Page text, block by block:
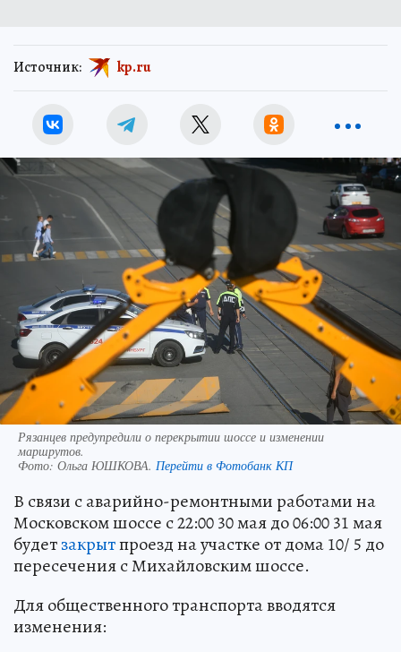
Источник: kp.ru
Рязанцев предупредили о перекрытии шоссе и изменении
маршрутов.
Фото: Ольга ЮШКОВА. Перейти в Фотобанк КП
В связи с аварийно-ремонтными работами на
Московском шоссе с 22:00 30 мая до 06:00 31 мая
будетзакрытпроезд на участке от дома 10/ 5 до
пересечения с Михайловским шоссе.
Для общественного транспорта вводятся
изменения: